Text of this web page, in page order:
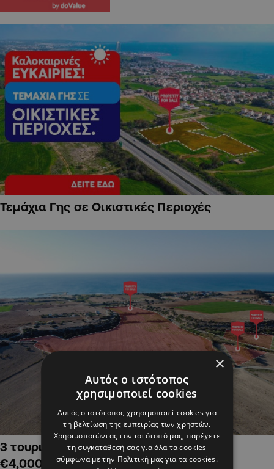
Τεμάχια Γης σε Οικιστικές Περιοχές
3 τουριστικά χωράφια στην Αλαμινό,
€4,000,000
×
Αυτός ο ιστότοπος
χρησιμοποιεί cookies
Αυτός ο ιστότοπος χρησιμοποιεί cookies για
τη βελτίωση της εμπειρίας των χρηστών.
Χρησιμοποιώντας τον ιστότοπό μας, παρέχετε
τη συγκατάθεσή σας για όλα τα cookies
σύμφωνα με την Πολιτική μας για τα cookies.